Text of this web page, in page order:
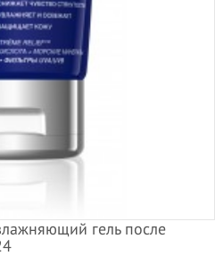
гель после